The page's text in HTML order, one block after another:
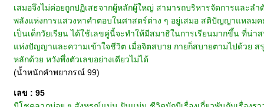
เสมอจึงไม่ค่อยถูกปฏิเสธจากผู้หลักผู้ใหญ่ สามารถบริหารจัดการและล
พลังแห่งการแสวงหาคำตอบในศาสตร์ต่าง ๆ อยู่เสมอ สติปัญญาแหลมค
เป็นเด็กวัยเรียน ได้ใช้เลขคู่นี้จะทำให้มีสมาธิในการเรียนมากขึ้น ที่น่
แห่งปัญญาและความเข้าใจชีวิต เมื่อจิตสบาย กายก็สบายตามไปด้วย
หลักด้วย หวังพึ่งตัวเลขอย่างเดียวไม่ได้
(น้ำหนักคำพยากรณ์ 99)
เลข : 95